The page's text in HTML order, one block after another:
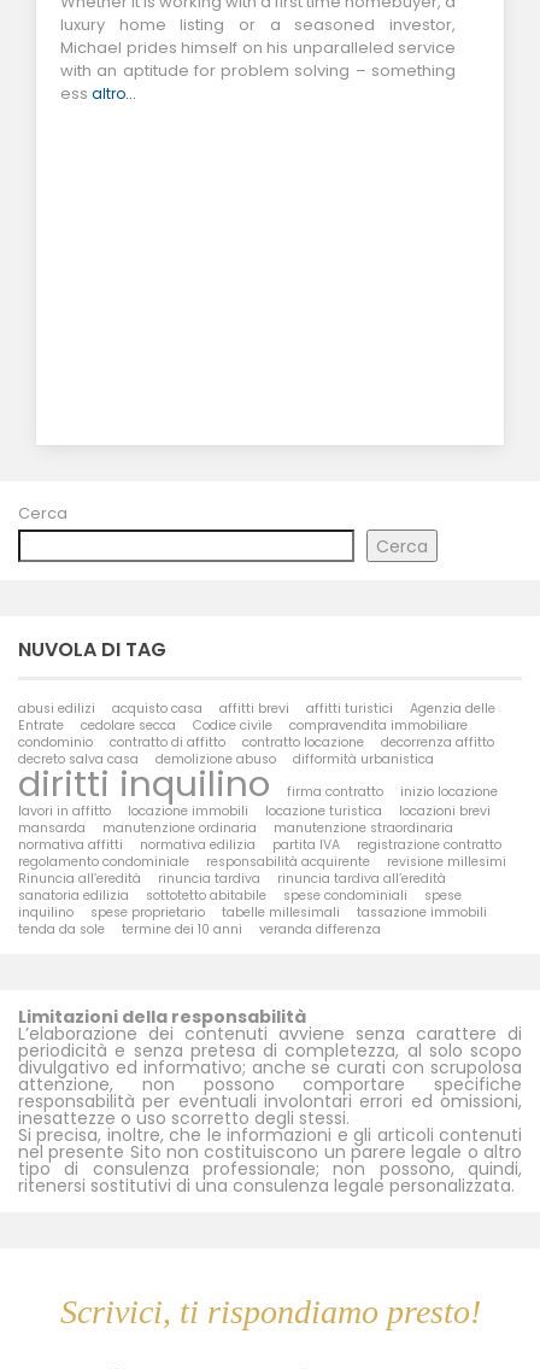
luxury home listing or a seasoned investor,
Michael prides himself on his unparalleled service
with an aptitude for problem solving – something
ess altro...
Cerca
Cerca
NUVOLA DI TAG
abusi edilizi acquisto casa affitti brevi affitti turistici
Agenzia delle
Entrate
cedolare secca Codice civile
compravendita immobiliare
condominio
contratto di affitto contratto locazione
decorrenza affitto
decreto salva casa
demolizione abuso difformità urbanistica
diritti inquilino firma contratto
inizio locazione
lavori in affitto
locazione immobili locazione turistica
locazioni brevi
mansarda
manutenzione ordinaria
manutenzione straordinaria
normativa affitti
normativa edilizia partita IVA
registrazione contratto
regolamento condominiale
responsabilità acquirente
revisione millesimi
Rinuncia all’eredità
rinuncia tardiva
rinuncia tardiva all’eredità
sanatoria edilizia
sottotetto abitabile spese condominiali
spese
inquilino
spese proprietario tabelle millesimali
tassazione immobili
tenda da sole
termine dei 10 anni veranda differenza
Limitazioni della responsabilità
L’elaborazione dei contenuti avviene senza carattere di
periodicità e senza pretesa di completezza, al solo scopo
divulgativo ed informativo; anche se curati con scrupolosa
attenzione, non possono comportare specifiche
responsabilità per eventuali involontari errori ed omissioni,
inesattezze o uso scorretto degli stessi.
Si precisa, inoltre, che le informazioni e gli articoli contenuti
nel presente Sito non costituiscono un parere legale o altro
tipo di consulenza professionale; non possono, quindi,
ritenersi sostitutivi di una consulenza legale personalizzata.
Scrivici, ti rispondiamo presto!